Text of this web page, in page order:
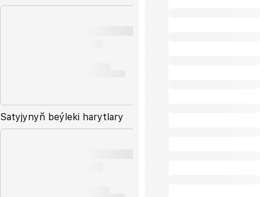
Satyjynyň beýleki harytlary